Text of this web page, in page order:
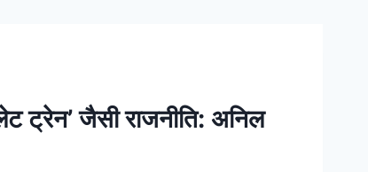
ट्रेन’ जैसी राजनीति: अनिल